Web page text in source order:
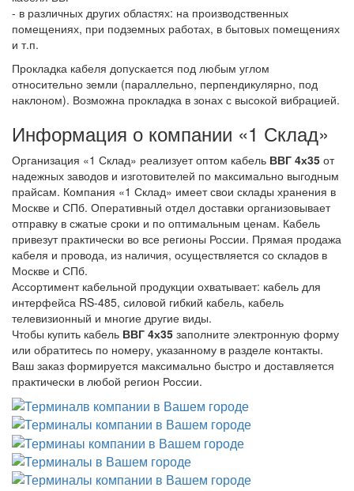
- в различных других областях: на производственных
помещениях, при подземных работах, в бытовых помещениях
и т.п.
Прокладка кабеля допускается под любым углом
относительно земли (параллельно, перпендикулярно, под
наклоном). Возможна прокладка в зонах с высокой вибрацией.
Информация о компании «1 Склад»
Организация «1 Склад» реализует оптом кабель ВВГ 4х35 от
надежных заводов и изготовителей по максимально выгодным
прайсам. Компания «1 Склад» имеет свои склады хранения в
Москве и СПб. Оперативный отдел доставки организовывает
отправку в сжатые сроки и по оптимальным ценам. Кабель
привезут практически во все регионы России. Прямая продажа
кабеля и провода, из наличия, осуществляется со складов в
Москве и СПб.
Ассортимент кабельной продукции охватывает: кабель для
интерфейса RS-485, силовой гибкий кабель, кабель
телевизионный и многие другие виды.
Чтобы купить кабель ВВГ 4х35 заполните электронную форму
или обратитесь по номеру, указанному в разделе контакты.
Ваш заказ формируется максимально быстро и доставляется
практически в любой регион России.